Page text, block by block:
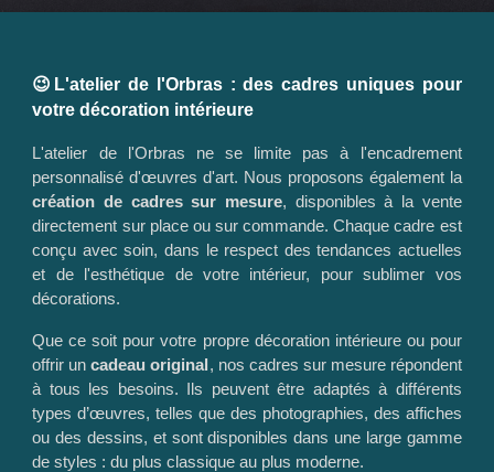
😉L'atelier de l'Orbras : des cadres uniques pour
votre décoration intérieure
L'atelier de l'Orbras ne se limite pas à l'encadrement
personnalisé d'œuvres d'art. Nous proposons également la
création de cadres sur mesure, disponibles à la vente
directement sur place ou sur commande. Chaque cadre est
conçu avec soin, dans le respect des tendances actuelles
et de l'esthétique de votre intérieur, pour sublimer vos
décorations.
Que ce soit pour votre propre décoration intérieure ou pour
offrir uncadeau original , nos cadres sur mesure répondent
à tous les besoins. Ils peuvent être adaptés à différents
types d’œuvres, telles que des photographies, des affiches
ou des dessins, et sont disponibles dans une large gamme
de styles : du plus classique au plus moderne.